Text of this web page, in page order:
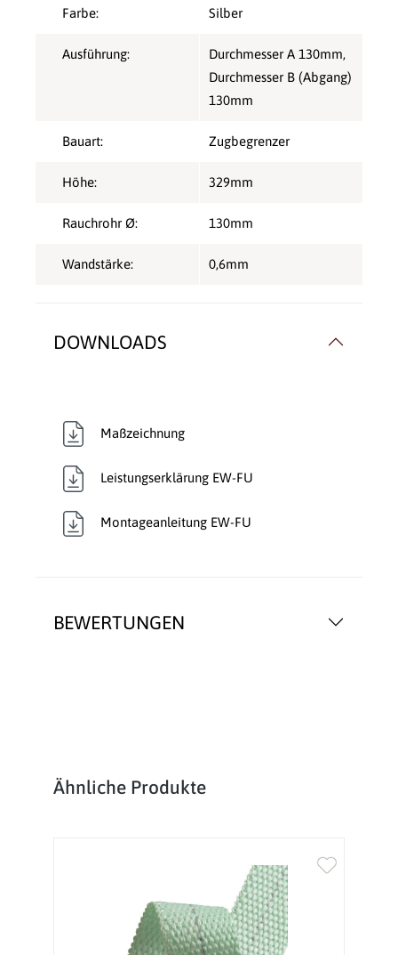
BEWERTUNGEN
Farbe: Silber
Ausführung:
Durchmesser A 130mm,
Durchmesser B (Abgang)
130mm
Bauart: Zugbegrenzer
Höhe: 329mm
Rauchrohr Ø: 130mm
Wandstärke: 0,6mm
DOWNLOADS
Maßzeichnung
Leistungserklärung EW-FU
Montageanleitung EW-FU
Produktgalerie überspringen
Ähnliche Produkte